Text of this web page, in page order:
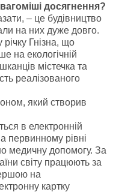
досягнення?
– це будівництво
на них дуже довго.
Гнізна, що
на екологічній
містечка та
реалізованого
який створив
в електронній
первинному рівні
медичну допомогу. За
світу працюють за
на
картку